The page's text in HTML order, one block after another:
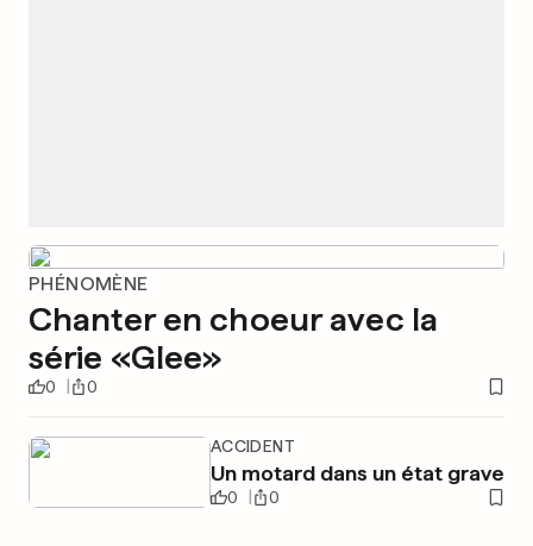
PHÉNOMÈNE
Chanter en choeur avec la
série «Glee»
0 0
ACCIDENT
Un motard dans un état grave
0 0